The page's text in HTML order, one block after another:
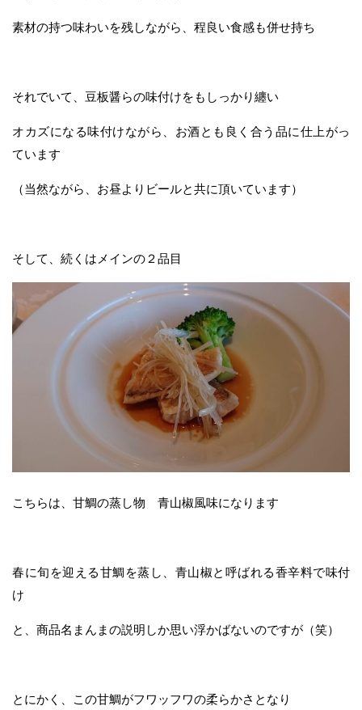
素材の持つ味わいを残しながら、程良い食感も併せ持ち
それでいて、豆板醤らの味付けをもしっかり纏い
オカズになる味付けながら、お酒とも良く合う品に仕上がっ
ています
（当然ながら、お昼よりビールと共に頂いています）
そして、続くはメインの２品目
こちらは、甘鯛の蒸し物 青山椒風味になります
春に旬を迎える甘鯛を蒸し、青山椒と呼ばれる香辛料で味付
け
と、商品名まんまの説明しか思い浮かばないのですが（笑）
とにかく、この甘鯛がフワッフワの柔らかさとなり